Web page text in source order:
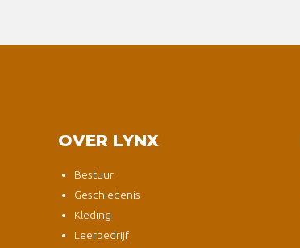
OVER LYNX
Bestuur
Geschiedenis
Kleding
Leerbedrijf